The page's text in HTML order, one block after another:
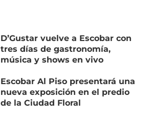
D’Gustar vuelve a Escobar con
tres días de gastronomía,
música y shows en vivo
Escobar Al Piso presentará una
nueva exposición en el predio
de la Ciudad Floral